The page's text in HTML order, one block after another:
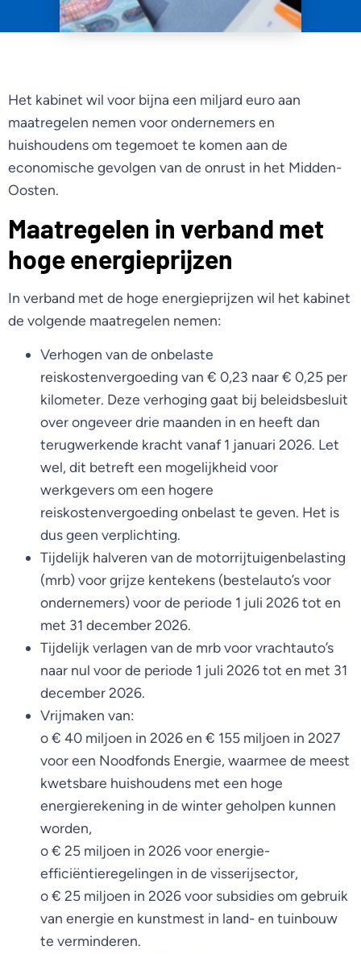
Het kabinet wil voor bijna een miljard euro aan
maatregelen nemen voor ondernemers en
huishoudens om tegemoet te komen aan de
economische gevolgen van de onrust in het Midden-
Oosten.
Maatregelen in verband met
hoge energieprijzen
In verband met de hoge energieprijzen wil het kabinet
de volgende maatregelen nemen:
Verhogen van de onbelaste
reiskostenvergoeding van € 0,23 naar € 0,25 per
kilometer. Deze verhoging gaat bij beleidsbesluit
over ongeveer drie maanden in en heeft dan
terugwerkende kracht vanaf 1 januari 2026. Let
wel, dit betreft een mogelijkheid voor
werkgevers om een hogere
reiskostenvergoeding onbelast te geven. Het is
dus geen verplichting.
Tijdelijk halveren van de motorrijtuigenbelasting
(mrb) voor grijze kentekens (bestelauto’s voor
ondernemers) voor de periode 1 juli 2026 tot en
met 31 december 2026.
Tijdelijk verlagen van de mrb voor vrachtauto’s
naar nul voor de periode 1 juli 2026 tot en met 31
december 2026.
Vrijmaken van:
o € 40 miljoen in 2026 en € 155 miljoen in 2027
voor een Noodfonds Energie, waarmee de meest
kwetsbare huishoudens met een hoge
energierekening in de winter geholpen kunnen
worden,
o € 25 miljoen in 2026 voor energie-
efficiëntieregelingen in de visserijsector,
o € 25 miljoen in 2026 voor subsidies om gebruik
van energie en kunstmest in land- en tuinbouw
te verminderen.